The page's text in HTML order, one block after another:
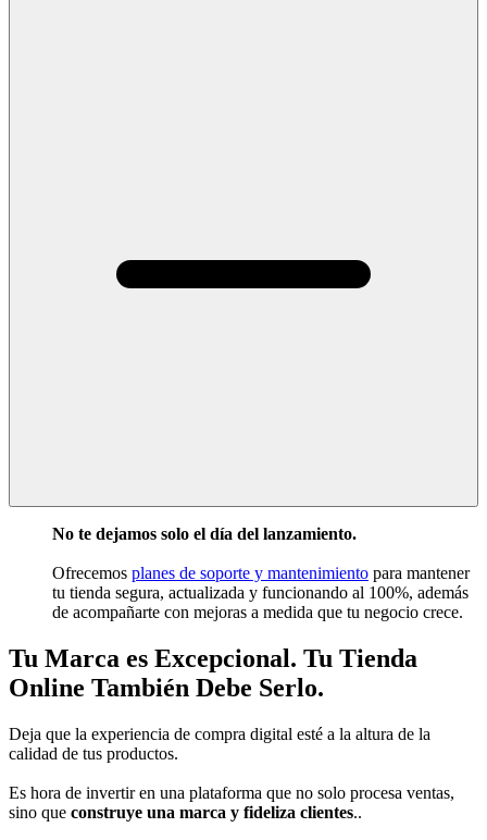
No te dejamos solo el día del lanzamiento.
Ofrecemos planes de soporte y mantenimiento para mantener
tu tienda segura, actualizada y funcionando al 100%, además
de acompañarte con mejoras a medida que tu negocio crece.
Tu Marca es Excepcional. Tu Tienda
Online También Debe Serlo.
Deja que la experiencia de compra digital esté a la altura de la
calidad de tus productos.
Es hora de invertir en una plataforma que no solo procesa ventas,
sino que construye una marca y fideliza clientes..